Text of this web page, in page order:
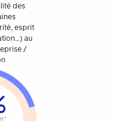
des
esprit
au
/